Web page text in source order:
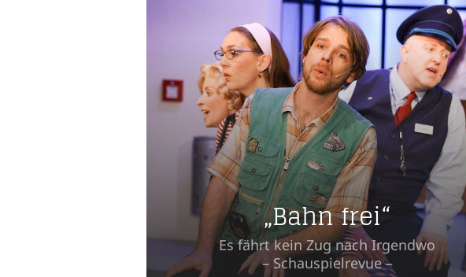
„Bahn frei“
Es fährt kein Zug nach Irgendwo
– Schauspielrevue –